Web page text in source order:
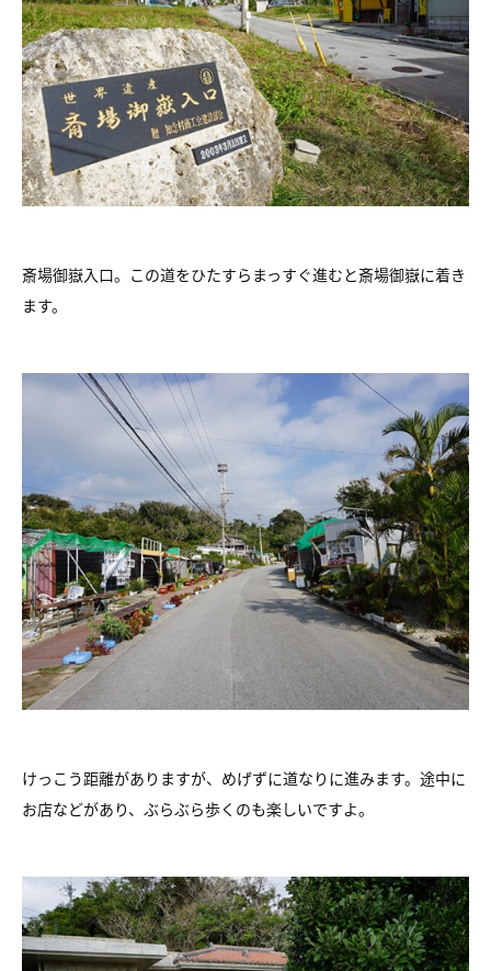
斎場御嶽入口。この道をひたすらまっすぐ進むと斎場御嶽に着き
ます。
けっこう距離がありますが、めげずに道なりに進みます。途中に
お店などがあり、ぶらぶら歩くのも楽しいですよ。